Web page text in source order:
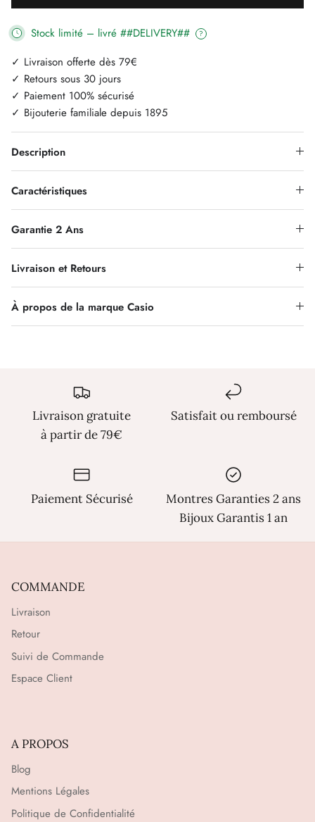
Stock limité – livré ##DELIVERY## ?
✓ Livraison offerte dès 79€
✓ Retours sous 30 jours
✓ Paiement 100% sécurisé
✓ Bijouterie familiale depuis 1895
Description
Caractéristiques
Garantie 2 Ans
Livraison et Retours
À propos de la marque Casio
Livraison gratuite
à partir de 79€
Satisfait ou remboursé
Paiement Sécurisé
Montres Garanties 2 ans
Bijoux Garantis 1 an
COMMANDE
Livraison
Retour
Suivi de Commande
Espace Client
A PROPOS
Blog
Mentions Légales
Politique de Confidentialité